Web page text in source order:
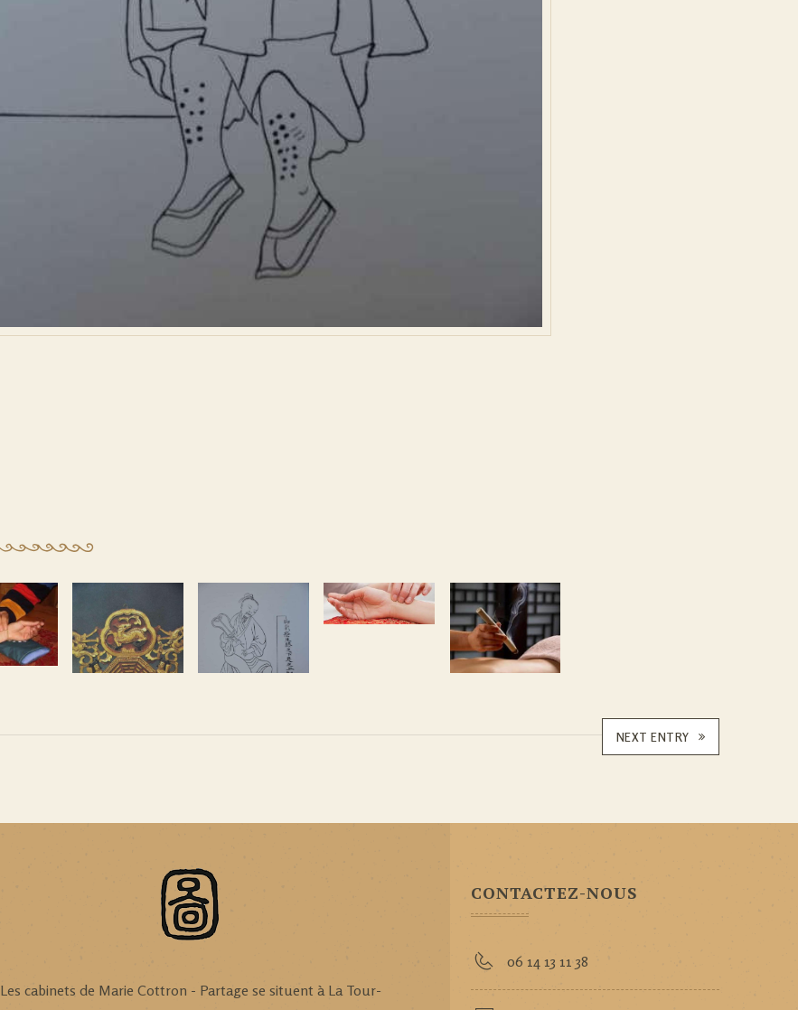
NEXT ENTRY
Les cabinets de Marie Cottron - Partage se situent à La Tour-
CONTACTEZ-NOUS
06 14 13 11 38